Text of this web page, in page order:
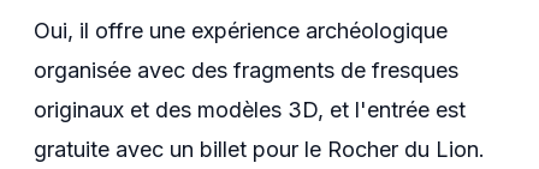
Oui, il offre une expérience archéologique
organisée avec des fragments de fresques
originaux et des modèles 3D, et l'entrée est
gratuite avec un billet pour le Rocher du Lion.